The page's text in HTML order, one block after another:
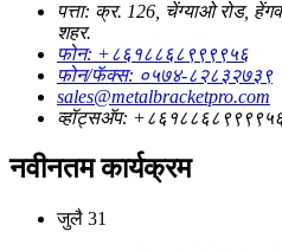
पत्ता: क्र. 126, चेंग्याओ रोड,
शहर.
फोन: +८६१८८६८९९९९५६
फोन/फॅक्स: ०५७४-८२८३२७३९
sales@metalbracketpro.com
व्हॉट्सअ‍ॅप:
नवीनतम कार्यक्रम
जुलै 31